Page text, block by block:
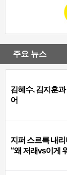
주요 뉴스
김혜수, 김지훈과
어
지퍼 스르륵 내
“왜 저래vs이게